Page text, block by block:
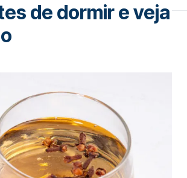
de dormir e veja